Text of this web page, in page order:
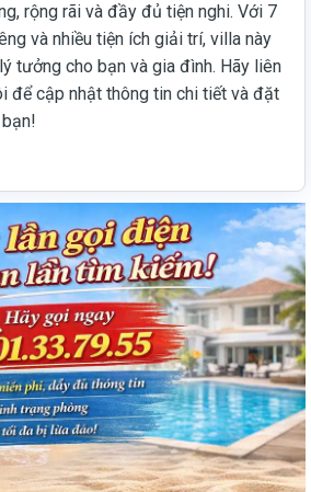
rộng rãi và đầy đủ tiện nghi. Với 7
và nhiều tiện ích giải trí, villa này
tưởng cho bạn và gia đình. Hãy liên
để cập nhật thông tin chi tiết và đặt